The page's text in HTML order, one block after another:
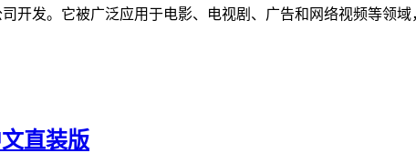
司开发。它被广泛应用于电影、电视剧、广告和网络视频等领
直装版